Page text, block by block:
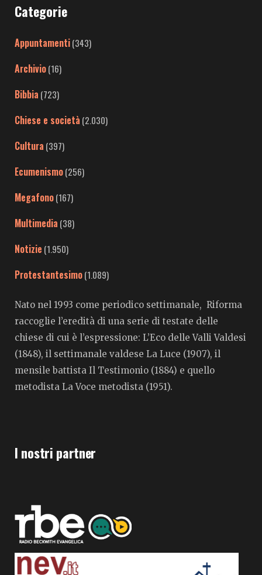
Categorie
Appuntamenti(343)
Archivio(16)
Bibbia (723)
Chiese e società (2.030)
Cultura (397)
Ecumenismo(256)
Megafono(167)
Multimedia (38)
Notizie (1.950)
Protestantesimo(1.089)
Nato nel 1993 come periodico settimanale, Riforma
raccoglie l’eredità di una serie di testate delle
chiese di cui è l’espressione: L’Eco delle Valli Valdesi
(1848), il settimanale valdese La Luce (1907), il
mensile battista Il Testimonio (1884) e quello
metodista La Voce metodista (1951).
I nostri partner